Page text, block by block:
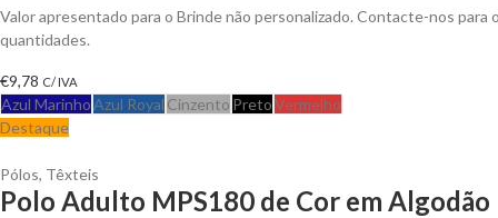
Valor apresentado para o Brinde não personalizado. Contacte-nos
quantidades.
€9,78 C/ IVA
Azul MarinhoAzul Royal Cinzento PretoVermelho
Destaque
Pólos, Têxteis
Polo Adulto MPS180 de Cor em